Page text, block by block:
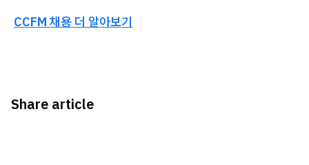
CCFM 채용 더 알아보기
Share article